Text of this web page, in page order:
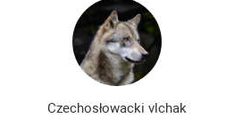
Czechosłowacki vlchak